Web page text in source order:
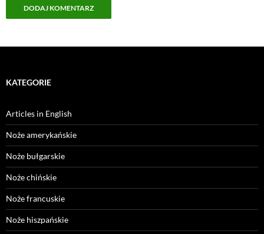
KATEGORIE
Articles in English
Noże amerykańskie
Noże bułgarskie
Noże chińskie
Noże francuskie
Noże hiszpańskie